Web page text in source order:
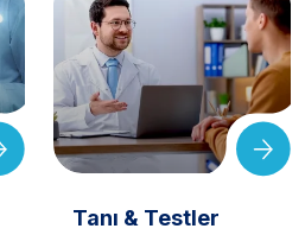
Tanı & Testler